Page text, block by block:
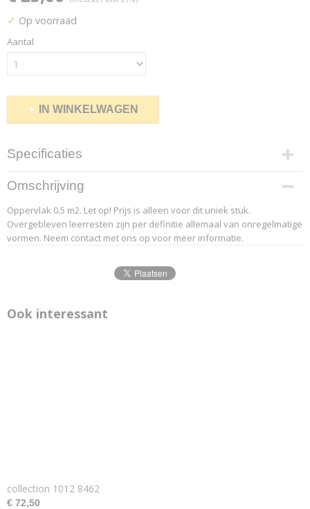
✓ Op voorraad
Aantal
IN WINKELWAGEN
Specificaties
Productcode leverancier
20-3
Omschrijving
Oppervlak 0.5 m2. Let op! Prijs is alleen voor dit uniek stuk.
Overgebleven leerresten zijn per definitie allemaal van onregelmatige
vormen. Neem contact met ons op voor meer informatie.
Ook interessant
collection 1012 8462
€ 72,50